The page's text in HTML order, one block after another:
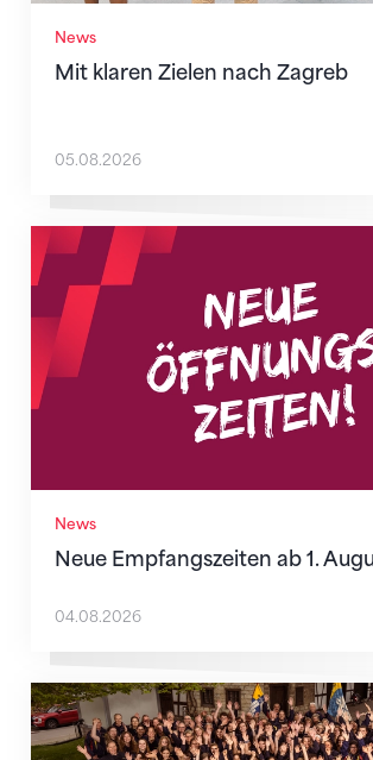
News
Mit klaren Zielen nach Zagreb
05.08.2026
News
Neue Empfangszeiten ab 1.
Neue Empfangszeiten ab 1. August
04.08.2026
Wenn Mitmachen